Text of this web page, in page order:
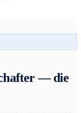
— die